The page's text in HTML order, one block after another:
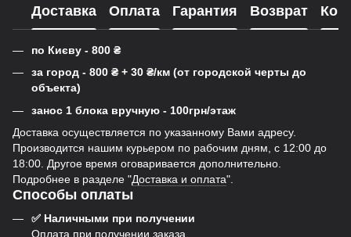
Доставка Оплата Гарантия Возврат
по Києву - 800 ₴
за город - 800 ₴ + 30 ₴/км (от городской черты до
объекта)
занос 1 блока вручную - 100грн/этаж
Доставка осуществляется по указанному Вами адресу.
Производится нашим курьером по рабочим дням, с 12:00 до
18:00. Другое время оговаривается дополнительно.
Подробнее в разделе "Доставка и оплата".
Способы оплаты
✅ Наличными при получении
Оплата при получении заказа.